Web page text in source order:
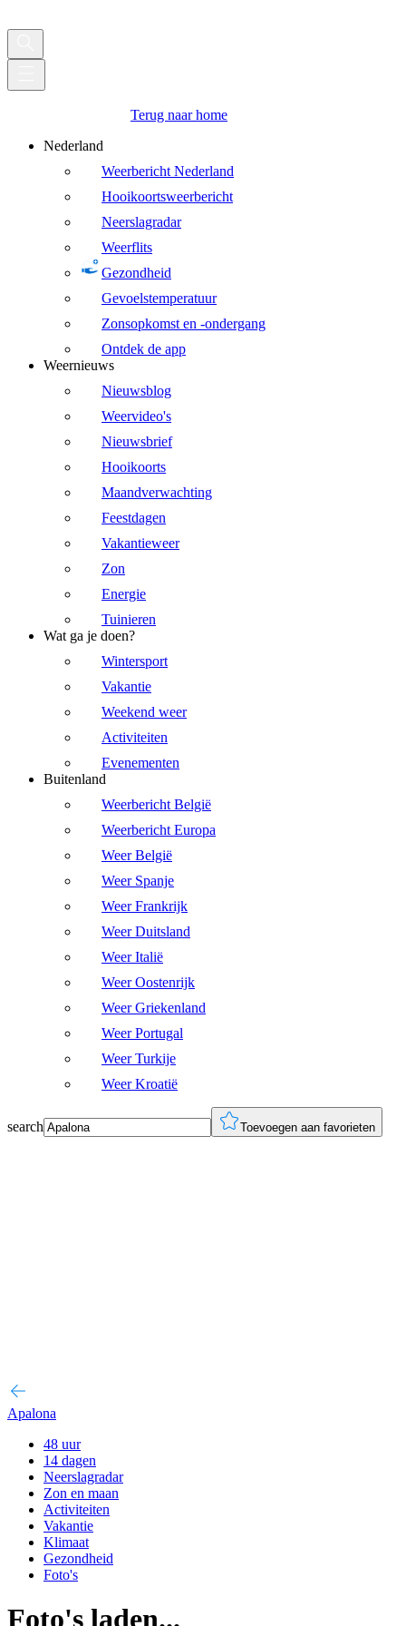
Terug naar home
Nederland
Weerbericht Nederland
Hooikoortsweerbericht
Neerslagradar
Weerflits
Gezondheid
Gevoelstemperatuur
Zonsopkomst en -ondergang
Ontdek de app
Weernieuws
Nieuwsblog
Weervideo's
Nieuwsbrief
Hooikoorts
Maandverwachting
Feestdagen
Vakantieweer
Zon
Energie
Tuinieren
Wat ga je doen?
Wintersport
Vakantie
Weekend weer
Activiteiten
Evenementen
Buitenland
Weerbericht België
Weerbericht Europa
Weer België
Weer Spanje
Weer Frankrijk
Weer Duitsland
Weer Italië
Weer Oostenrijk
Weer Griekenland
Weer Portugal
Weer Turkije
Weer Kroatië
search Toevoegen aan favorieten
Apalona
48 uur
14 dagen
Neerslagradar
Zon en maan
Activiteiten
Vakantie
Klimaat
Gezondheid
Foto's
Foto's laden...